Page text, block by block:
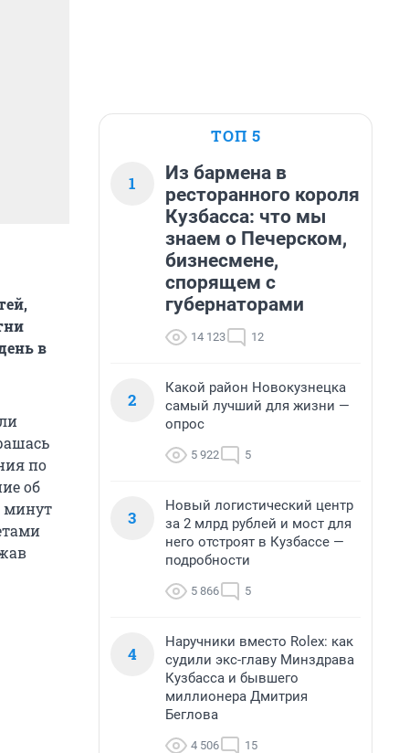
в
по
об
минут
ТОП 5
1
Из бармена в
ресторанного короля
Кузбасса: что мы
знаем о Печерском,
бизнесмене,
спорящем с
губернаторами
14 123 12
2
Какой район Новокузнецка
самый лучший для жизни —
опрос
5 922 5
3
Новый логистический центр
за 2 млрд рублей и мост для
него отстроят в Кузбассе —
подробности
5 866 5
4
Наручники вместо Rolex: как
судили экс-главу Минздрава
Кузбасса и бывшего
миллионера Дмитрия
Беглова
4 506 15